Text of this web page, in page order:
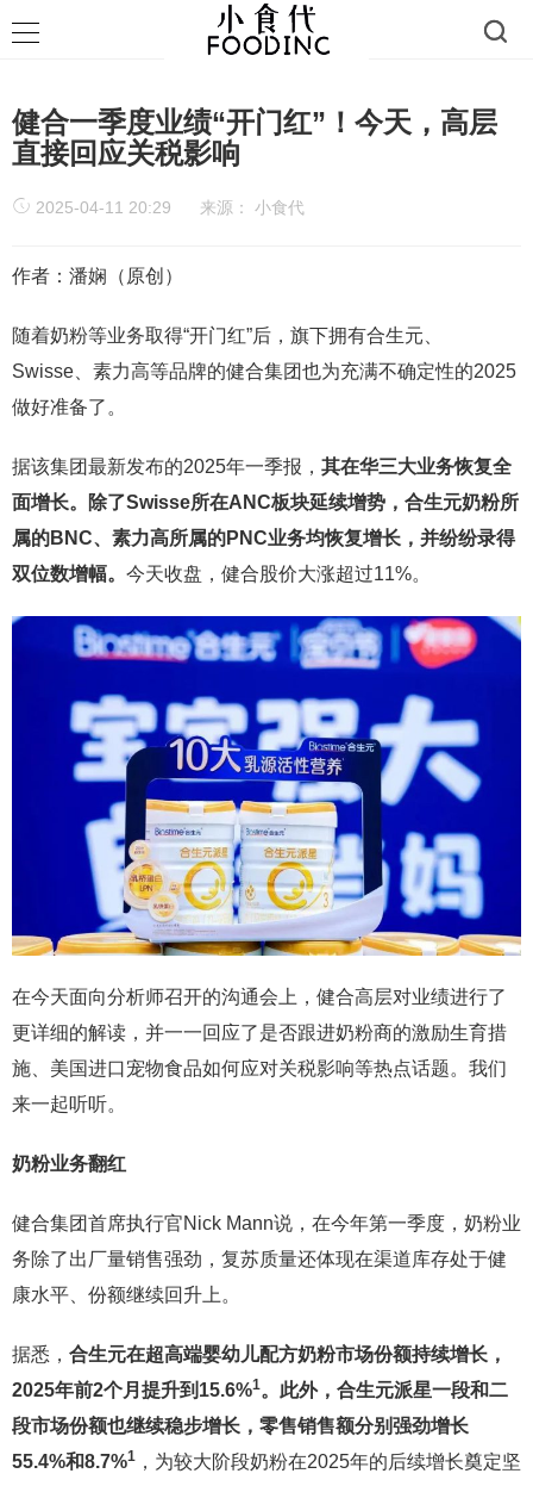
健合一季度业绩“开门红”！今天，高层
直接回应关税影响
2025-04-11 20:29 来源： 小食代
作者：潘娴（原创）
随着奶粉等业务取得“开门红”后，旗下拥有合生元、
Swisse、素力高等品牌的健合集团也为充满不确定性的2025
做好准备了。
据该集团最新发布的2025年一季报， 其在华三大业务恢复全
面增长。除了Swisse所在ANC板块延续增势，合生元奶粉所
属的BNC、素力高所属的PNC业务均恢复增长，并纷纷录得
双位数增幅。 今天收盘，健合股价大涨超过11%。
在今天面向分析师召开的沟通会上，健合高层对业绩进行了
更详细的解读，并一一回应了是否跟进奶粉商的激励生育措
施、美国进口宠物食品如何应对关税影响等热点话题。我们
来一起听听。
奶粉业务翻红
健合集团首席执行官Nick Mann说，在今年第一季度，奶粉业
务除了出厂量销售强劲，复苏质量还体现在渠道库存处于健
康水平、份额继续回升上。
据悉， 合生元在超高端婴幼儿配方奶粉市场份额持续增长，
2025年前2个月提升到15.6%1。此外，合生元派星一段和二
段市场份额也继续稳步增长，零售销售额分别强劲增长
55.4%和8.7%1 ，为较大阶段奶粉在2025年的后续增长奠定坚